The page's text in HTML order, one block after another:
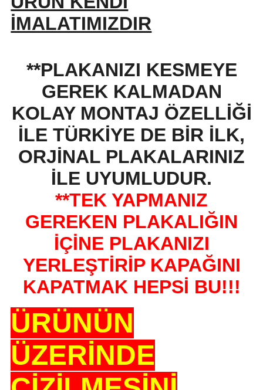
İMALATIMIZDIR
**PLAKANIZI KESMEYE
GEREK KALMADAN
KOLAY MONTAJ ÖZELLİĞİ
İLE TÜRKİYE DE BİR İLK,
ORJİNAL PLAKALARINIZ
İLE UYUMLUDUR.
**TEK YAPMANIZ
GEREKEN PLAKALIĞIN
İÇİNE PLAKANIZI
YERLEŞTİRİP KAPAĞINI
KAPATMAK HEPSİ BU!!!
ÜRÜNÜN
ÜZERİNDE